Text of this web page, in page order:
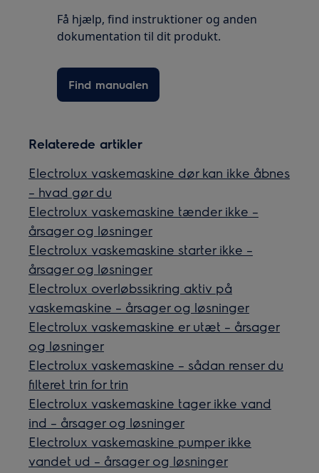
Få hjælp, find instruktioner og anden
dokumentation til dit produkt.
Find manualen
Relaterede artikler
Electrolux vaskemaskine dør kan ikke åbnes
– hvad gør du
Electrolux vaskemaskine tænder ikke –
årsager og løsninger
Electrolux vaskemaskine starter ikke –
årsager og løsninger
Electrolux overløbssikring aktiv på
vaskemaskine – årsager og løsninger
Electrolux vaskemaskine er utæt – årsager
og løsninger
Electrolux vaskemaskine – sådan renser du
filteret trin for trin
Electrolux vaskemaskine tager ikke vand
ind – årsager og løsninger
Electrolux vaskemaskine pumper ikke
vandet ud – årsager og løsninger